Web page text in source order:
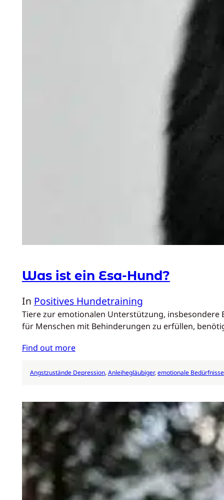
Was ist ein Esa-Hund?
In Positives Hundetraining
Tiere zur emotionalen Unterstützung, insbesondere
für Menschen mit Behinderungen zu erfüllen,
Find out more
Angstzustände Depression, Anleihegläubiger, emotionale Bedürfnisse